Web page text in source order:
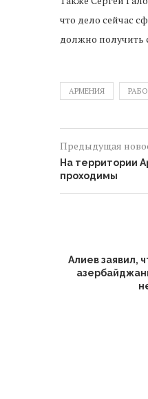
что дело сейчас
должно получить
АРМЕНИЯ
Предыдущая
На территории
проходимы
Алиев заявил,